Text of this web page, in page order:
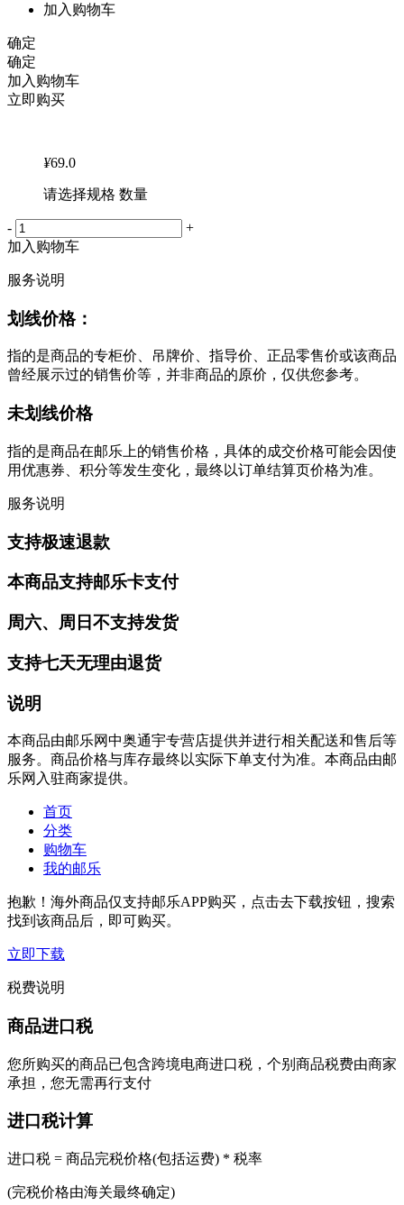
加入购物车
确定
确定
加入购物车
立即购买
¥69.0
请选择规格 数量
-
+
加入购物车
服务说明
划线价格：
指的是商品的专柜价、吊牌价、指导价、正品零售价或该商品
曾经展示过的销售价等，并非商品的原价，仅供您参考。
未划线价格
指的是商品在邮乐上的销售价格，具体的成交价格可能会因使
用优惠券、积分等发生变化，最终以订单结算页价格为准。
服务说明
支持极速退款
本商品支持邮乐卡支付
周六、周日不支持发货
支持七天无理由退货
说明
本商品由邮乐网中奥通宇专营店提供并进行相关配送和售后等
服务。商品价格与库存最终以实际下单支付为准。本商品由邮
乐网入驻商家提供。
首页
分类
购物车
我的邮乐
抱歉！海外商品仅支持邮乐APP购买，点击去下载按钮，搜索
找到该商品后，即可购买。
立即下载
税费说明
商品进口税
您所购买的商品已包含跨境电商进口税，个别商品税费由商家
承担，您无需再行支付
进口税计算
进口税 = 商品完税价格(包括运费) * 税率
(完税价格由海关最终确定)